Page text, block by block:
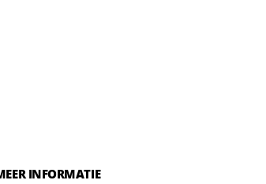
INFORMATIE